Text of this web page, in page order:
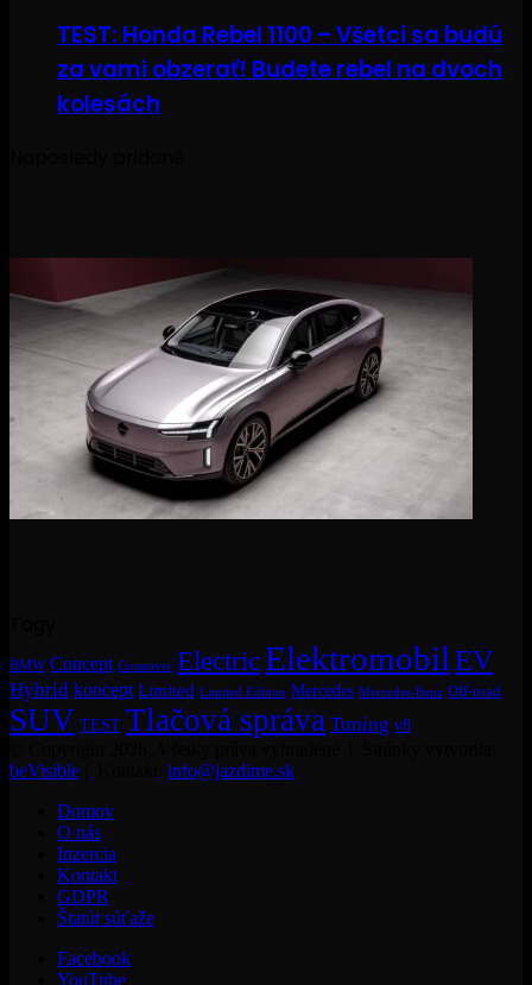
TEST: Honda Rebel 1100 – Všetci sa budú
za vami obzerať! Budete rebel na dvoch
kolesách
BMW Concept Crossover ElectricElektromobil EV
Hybrid koncept Limited Limited Edition Mercedes Mercedes-Benz Off-road
SUV TEST Tlačová správa Tuning v8
beVisible
info@jazdime.sk
Domov
O nás
Inzercia
Kontakt
GDPR
Štatút súťaže
Facebook
YouTube